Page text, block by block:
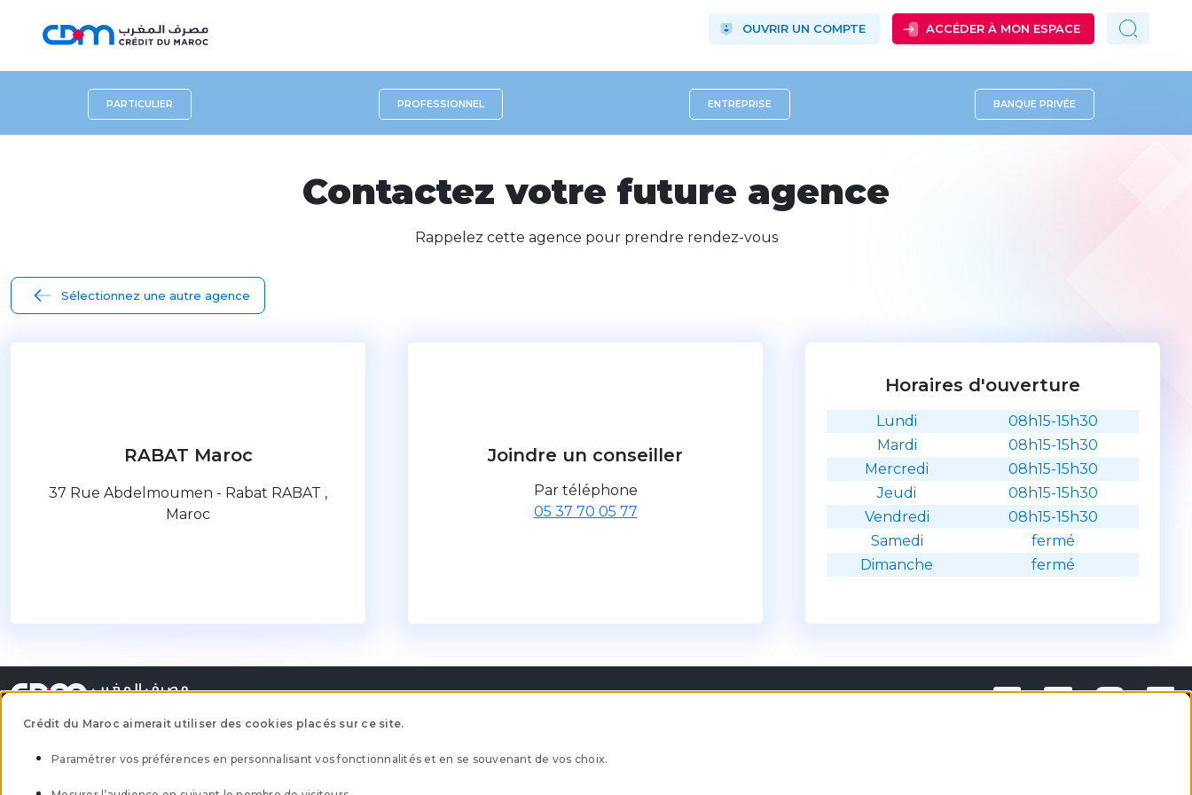
OUVRIR UN COMPTE ACCÉDER À MON ESPACE
PARTICULIER PROFESSIONNEL ENTREPRISE BANQUE PRIVÉE
Contactez votre future agence
Rappelez cette agence pour prendre rendez-vous
Sélectionnez une autre agence
RABAT Maroc
37 Rue Abdelmoumen - Rabat RABAT ,
Maroc
Joindre un conseiller
Par téléphone
05 37 70 05 77
Horaires d'ouverture
Lundi
08h15-15h30
Mardi
08h15-15h30
Mercredi
08h15-15h30
Jeudi
08h15-15h30
Vendredi
08h15-15h30
Samedi
fermé
Dimanche
fermé
Trouver une agence
Crédit du Maroc aimerait utiliser des cookies placés sur ce site.
Paramétrer vos préférences en personnalisant vos fonctionnalités et en se souvenant de vos choix.